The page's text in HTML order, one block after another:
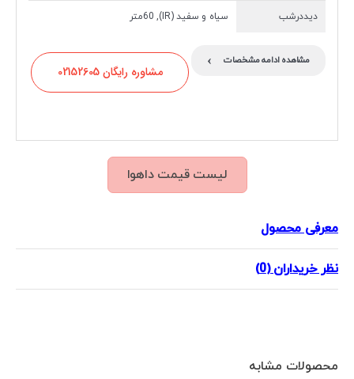
دیددرشب سیاه و سفید (IR), 60متر
مشاهده ادامه مشخصات ›
مشاوره رایگان 02152605
لیست قیمت داهوا
معرفی محصول
نظر خریداران (0)
محصولات مشابه